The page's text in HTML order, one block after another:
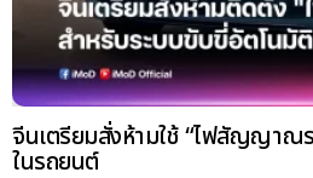
จีนเตรียมสั่งห้ามใช้ “ไฟสัญญาณ
ในรถยนต์